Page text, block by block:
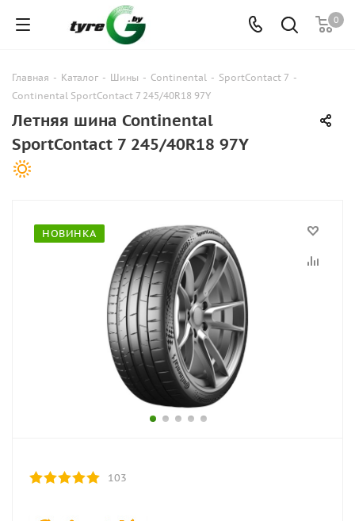
0
Главная - Каталог - Шины - Continental - SportContact 7 -
Continental SportContact 7 245/40R18 97Y
Летняя шина Continental
SportContact 7 245/40R18 97Y
НОВИНКА
103